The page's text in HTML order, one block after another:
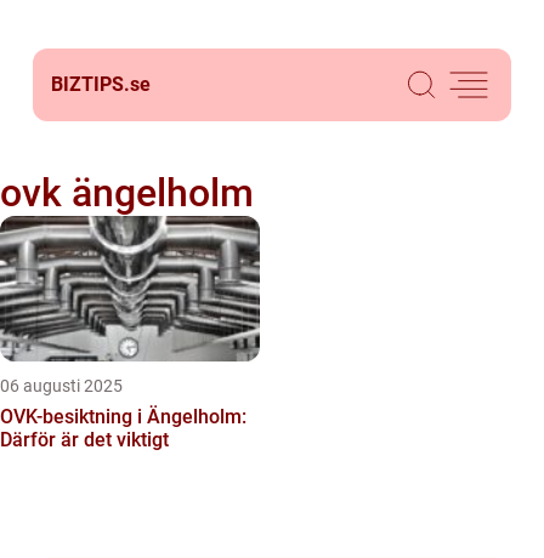
BIZTIPS.se
ovk ängelholm
06 augusti 2025
OVK-besiktning i Ängelholm:
Därför är det viktigt